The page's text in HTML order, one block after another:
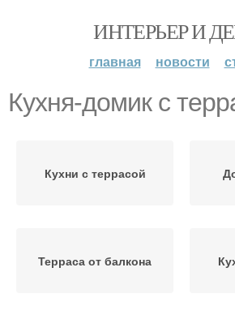
ИНТЕРЬЕР И
главная новости
Кухня-домик с
Кухни с террасой
Терраса от балкона